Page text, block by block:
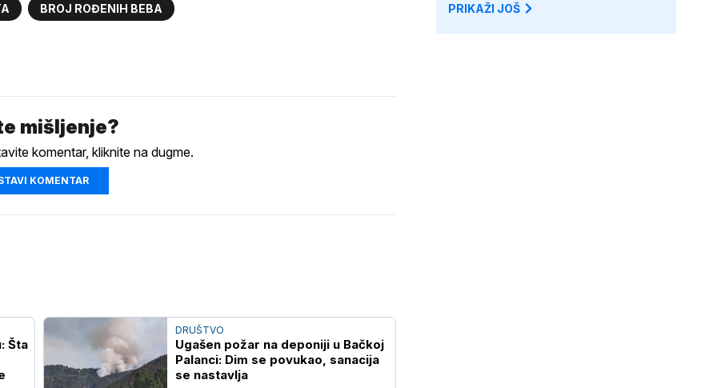
BROJ ROĐENIH BEBA
mišljenje?
komentar, kliknite na dugme.
KOMENTAR
Šta
DRUŠTVO
Ugašen požar na deponiji u Bačkoj
Palanci: Dim se povukao, sanacija
se nastavlja
PRIKAŽI JOŠ